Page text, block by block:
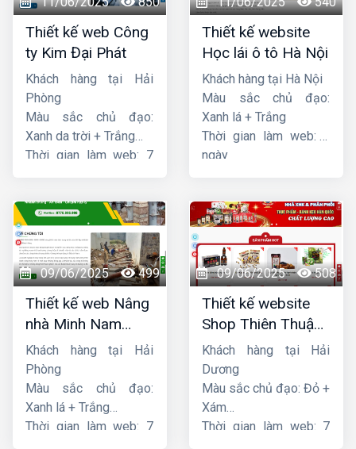
Thiết kế web Công
ty Kim Đại Phát
Khách hàng tại Hải
Phòng
Màu sắc chủ đạo:
Xanh da trời + Trắng
Thời gian làm web: 7
Thiết kế website
Học lái ô tô Hà Nội
Khách hàng tại Hà Nội
Màu sắc chủ đạo:
Xanh lá + Trắng
Thời gian làm web: 7
ngày
09/06/2025 499
Thiết kế web Nâng
nhà Minh Nam
Hoàng
Khách hàng tại Hải
Phòng
Màu sắc chủ đạo:
Xanh lá + Trắng
Thời gian làm web: 7
09/06/2025 508
Thiết kế website
Shop Thiên Thuận
Phát
Khách hàng tại Hải
Dương
Màu sắc chủ đạo: Đỏ +
Xám
Thời gian làm web: 7